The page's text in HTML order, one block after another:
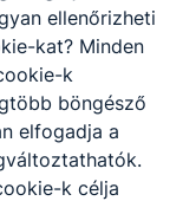
fejleszt;
tervez és
ellenőrizheti
kat? Minden
k
böngésző
elfogadja a
k célja